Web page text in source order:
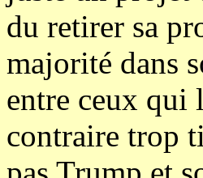
du retirer sa
majorité dans
entre ceux qui
contraire trop